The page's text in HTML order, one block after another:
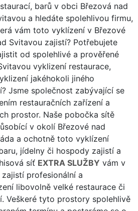
barů v obci Březová nad
a hledáte spolehlivou firmu,
vám toto vyklízení v Březové
Svitavou zajistí? Potřebujete
od spolehlivé a prověřené
vyklizení restaurace,
jakéhokoli jiného
Jsme společnost zabývající se
restauračních zařízení a
prostor. Naše pobočka sítě
v okolí Březové nad
a ochotně toto vyklízení
jídelny či hospody zajistí a
síť EXTRA SLUŽBY vám v
profesionální a
libovolně velké restaurace či
Veškeré tyto prostory spolehlivě